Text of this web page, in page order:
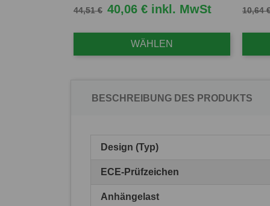
Verkaufspreis
44,51 € Preis
40,06 € inkl. MwSt
WÄHLEN
10,64
BESCHREIBUNG DES PRODUKTS
Design (Typ)
ECE-Prüfzeichen
Anhängelast